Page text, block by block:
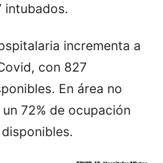
intubados.
incrementa a
con 827
En área no
72% de ocupación